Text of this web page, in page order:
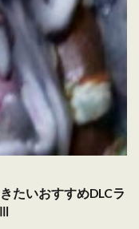
たいおすすめDLCラ